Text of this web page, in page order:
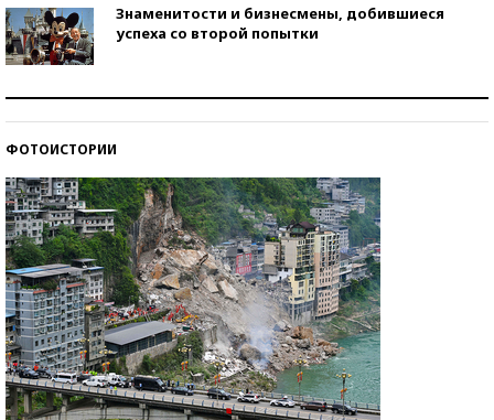
Знаменитости и бизнесмены, добившиеся
успеха со второй попытки
ФОТОИСТОРИИ